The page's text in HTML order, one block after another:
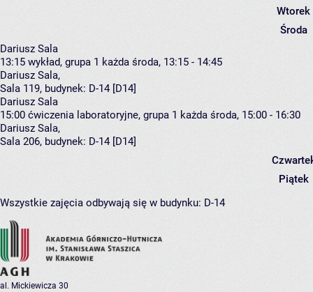
Wtorek
Środa
Dariusz Sala
13:15 wykład, grupa 1 każda środa, 13:15 - 14:45
Dariusz Sala,
Sala 119, budynek: D-14 [D14]
Dariusz Sala
15:00 ćwiczenia laboratoryjne, grupa 1 każda środa, 15:00 - 16:30
Dariusz Sala,
Sala 206, budynek: D-14 [D14]
Piątek
Wszystkie zajęcia odbywają się w budynku: D-14
al. Mickiewicza 30